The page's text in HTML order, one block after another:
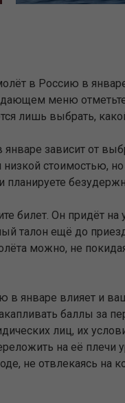
в Россию в
меню
лишь выбрать,
зависит от
стоимостью,
планируете
билет. Он придёт
талон ещё до
можно, не
в январе влияет и
баллы за
лиц, их
на её плечи
не отвлекаясь на